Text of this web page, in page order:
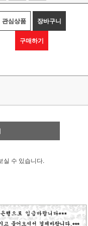
관심상품 장바구니
구매하기
실 수 있습니다.